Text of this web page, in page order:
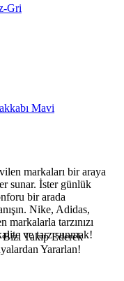
Gri
Mavi
markaları bir araya
sunar. İster günlük
bir arada
Nike, Adidas,
markalarla tarzınızı
ve tarz sunmak!
Bizi Takip Ederek
Yararlan!